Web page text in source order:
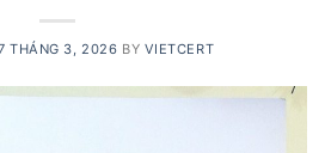
THÁNG 3, 2026 BY VIETCERT